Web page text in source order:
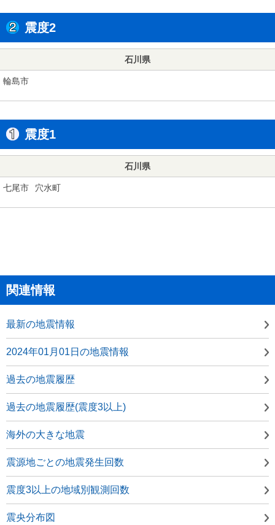
震度2
石川県
輪島市
震度1
石川県
七尾市 穴水町
関連情報
最新の地震情報
2024年01月01日の地震情報
過去の地震履歴
過去の地震履歴(震度3以上)
海外の大きな地震
震源地ごとの地震発生回数
震度3以上の地域別観測回数
震央分布図